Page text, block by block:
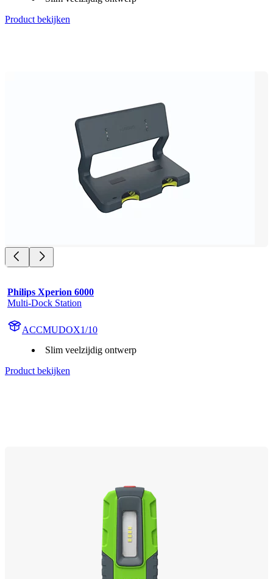
Product bekijken
Philips Xperion 6000
Multi-Dock Station
ACCMUDOX1/10
Slim veelzijdig ontwerp
Product bekijken